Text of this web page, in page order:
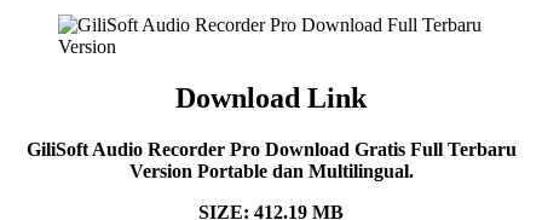
Download Link
GiliSoft Audio Recorder Pro Download Gratis Full Terbaru
Version Portable dan Multilingual.
SIZE: 412.19 MB